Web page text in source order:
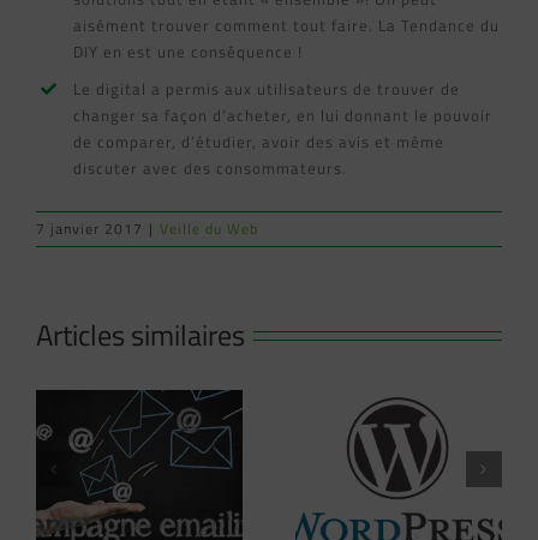
aisément trouver comment tout faire. La Tendance du
DIY en est une conséquence !
Le digital a permis aux utilisateurs de trouver de
changer sa façon d’acheter, en lui donnant le pouvoir
de comparer, d’étudier, avoir des avis et même
discuter avec des consommateurs.
7 janvier 2017 | Veille du Web
Articles similaires
Les 19 plugins
WordPress à
adopter en 2018 !
Adobe lance une
formule gratuite
pour Adobe XD